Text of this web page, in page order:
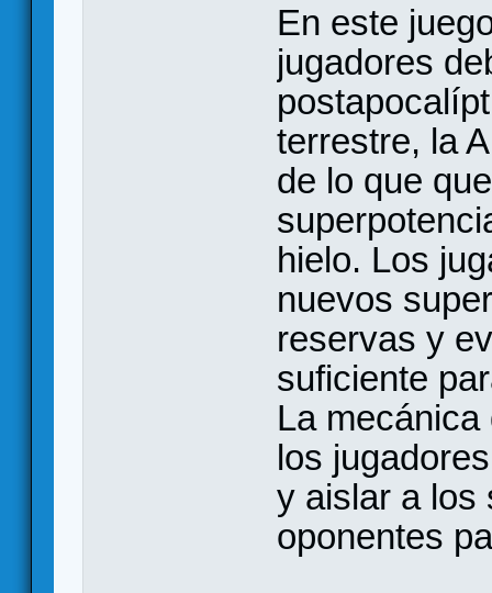
En este
jugadores
terrestre, la
de lo que
hielo. Los
nuevos
reservas y
suficiente
La
los
y aislar a los
oponentes